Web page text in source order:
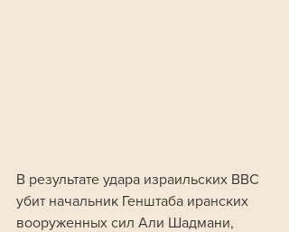
В результате удара израильских ВВС
убит начальник Генштаба иранских
вооруженных сил Али Шадмани,